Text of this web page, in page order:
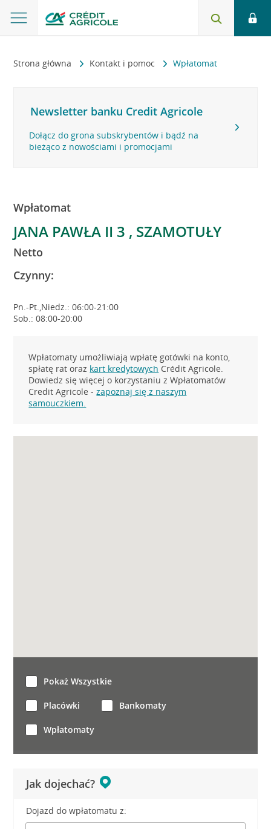
Strona główna Kontakt i pomoc Wpłatomat
Newsletter banku Credit Agricole
Dołącz do grona subskrybentów i bądź na
bieżąco z nowościami i promocjami
Wpłatomat
JANA PAWŁA II 3 , SZAMOTUŁY
Netto
Czynny:
Pn.-Pt.,Niedz.: 06:00-21:00
Sob.: 08:00-20:00
Wpłatomaty umożliwiają wpłatę gotówki na konto,
spłatę rat oraz kart kredytowych Crédit Agricole.
Dowiedz się więcej o korzystaniu z Wpłatomatów
Credit Agricole -zapoznaj się z naszym
samouczkiem.
Jak dojechać?
Dojazd do wpłatomatu z:
Pokaż Wszystkie
Placówki Bankomaty
Wpłatomaty